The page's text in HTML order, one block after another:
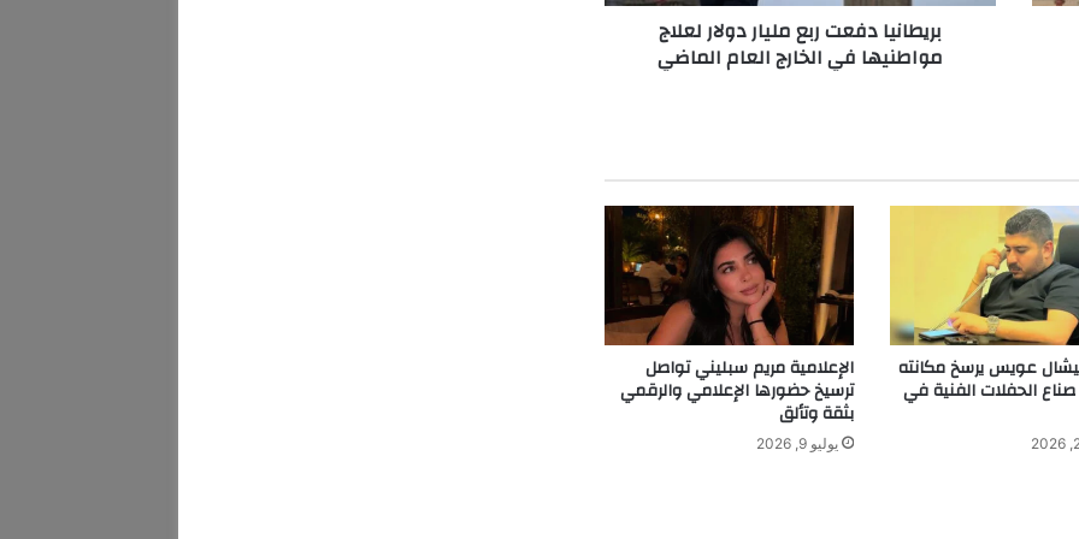
م
ل
ا
ر
د
و
ا
بريطانيا دفعت ربع مليار دولار لعلاج
مواطنيها في الخارج العام الماضي
عويس يرسخ مكانته
صناع الحفلات الفنية في
الإعلامية مريم سبليني تواصل
ترسيخ حضورها الإعلامي والرقمي
بثقة وتألق
يوليو 9, 2026